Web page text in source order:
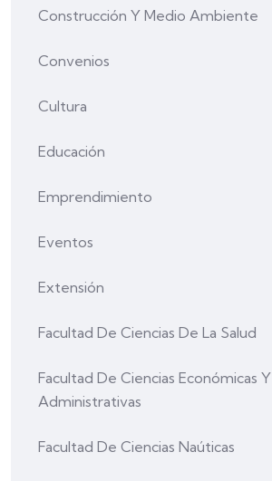
Construcción Y Medio Ambiente
Convenios
Cultura
Educación
Emprendimiento
Eventos
Extensión
Facultad De Ciencias De La Salud
Facultad De Ciencias Económicas Y
Administrativas
Facultad De Ciencias Naúticas